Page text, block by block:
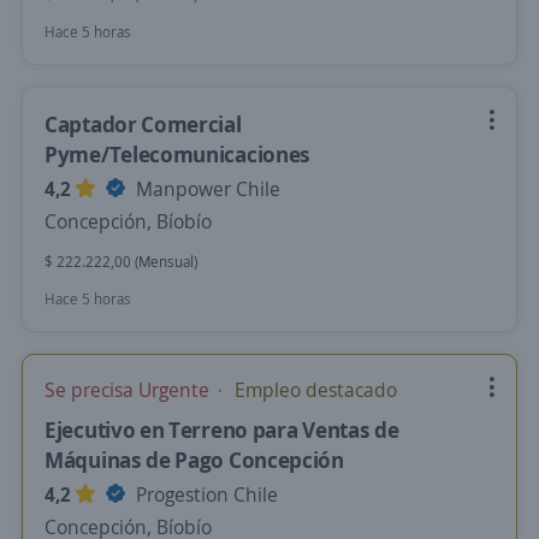
Hace 5 horas
Captador Comercial
Pyme/Telecomunicaciones
4,2
Manpower Chile
Concepción, Bíobío
$ 222.222,00 (Mensual)
Hace 5 horas
Se precisa Urgente Empleo destacado
Ejecutivo en Terreno para Ventas de
Máquinas de Pago Concepción
4,2
Progestion Chile
Concepción, Bíobío